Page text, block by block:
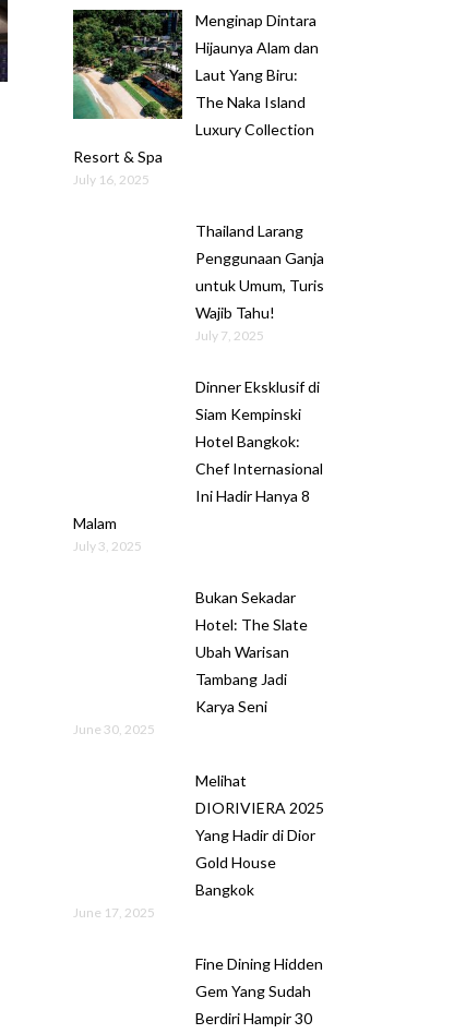
Menginap Dintara
Hijaunya Alam dan
Laut Yang Biru:
The Naka Island
Luxury Collection
Resort & Spa
July 16, 2025
Thailand Larang
Penggunaan Ganja
untuk Umum, Turis
Wajib Tahu!
July 7, 2025
Dinner Eksklusif di
Siam Kempinski
Hotel Bangkok:
Chef Internasional
Ini Hadir Hanya 8
Malam
July 3, 2025
Bukan Sekadar
Hotel: The Slate
Ubah Warisan
Tambang Jadi
Karya Seni
June 30, 2025
Melihat
DIORIVIERA 2025
Yang Hadir di Dior
Gold House
Bangkok
June 17, 2025
Fine Dining Hidden
Gem Yang Sudah
Berdiri Hampir 30